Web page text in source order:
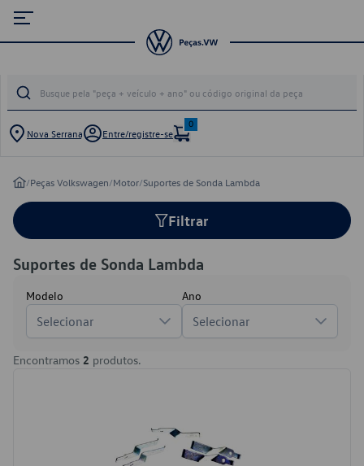
Nova Serrana Entre/registre-se
0
/Peças Volkswagen/Motor/Suportes de Sonda Lambda
Filtrar
Suportes de Sonda Lambda
Modelo
Selecionar
Ano
Selecionar
Encontramos 2 produtos.